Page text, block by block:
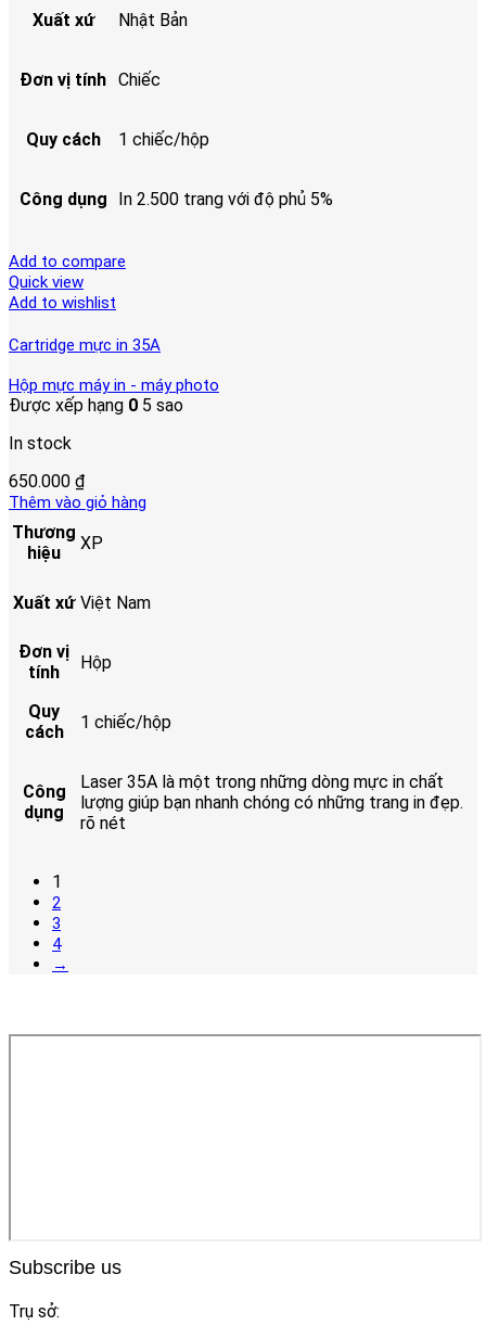
Xuất xứ Nhật Bản
Đơn vị tính Chiếc
Quy cách 1 chiếc/hộp
Công dụng In 2.500 trang với độ phủ 5%
Add to compare
Quick view
Add to wishlist
Cartridge mực in 35A
Hộp mực máy in - máy photo
Được xếp hạng 0 5 sao
In stock
650.000 ₫
Thêm vào giỏ hàng
Thương
hiệu
XP
Xuất xứ Việt Nam
Đơn vị
tính
Hộp
Quy
cách
1 chiếc/hộp
Công
dụng
Laser 35A là một trong những dòng mực in chất
lượng giúp bạn nhanh chóng có những trang in đẹp.
rõ nét
1
2
3
4
→
Subscribe us
Trụ sở: